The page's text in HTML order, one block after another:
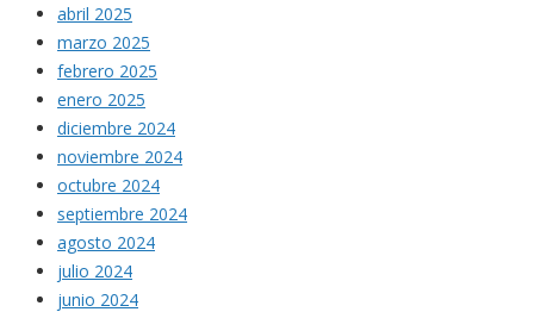
abril 2025
marzo 2025
febrero 2025
enero 2025
diciembre 2024
noviembre 2024
octubre 2024
septiembre 2024
agosto 2024
julio 2024
junio 2024